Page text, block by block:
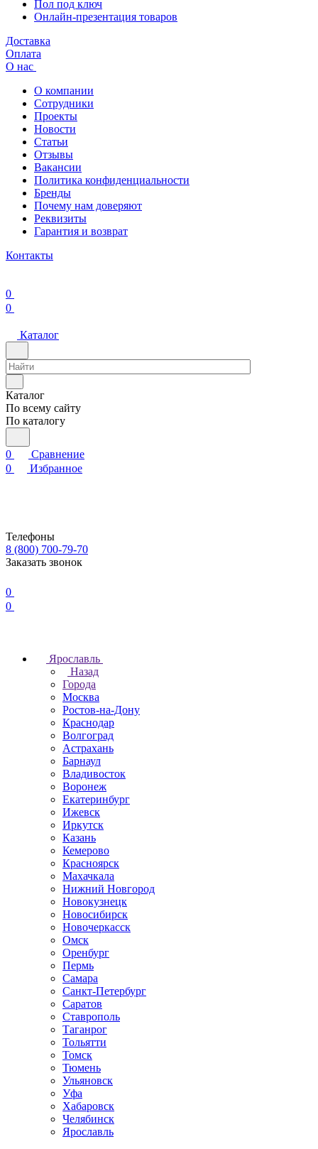
Пол под ключ
Онлайн-презентация товаров
Доставка
Оплата
О нас
О компании
Сотрудники
Проекты
Новости
Статьи
Отзывы
Вакансии
Политика конфиденциальности
Бренды
Почему нам доверяют
Реквизиты
Гарантия и возврат
Контакты
0
0
Каталог
Каталог
По всему сайту
По каталогу
0
Сравнение
0
Избранное
Телефоны
8 (800) 700-79-70
Заказать звонок
0
0
Ярославль
Назад
Города
Москва
Ростов-на-Дону
Краснодар
Волгоград
Астрахань
Барнаул
Владивосток
Воронеж
Екатеринбург
Ижевск
Иркутск
Казань
Кемерово
Красноярск
Махачкала
Нижний Новгород
Новокузнецк
Новосибирск
Новочеркаcск
Омск
Оренбург
Пермь
Самара
Санкт-Петербург
Саратов
Ставрополь
Таганрог
Тольятти
Томск
Тюмень
Ульяновск
Уфа
Хабаровск
Челябинск
Ярославль